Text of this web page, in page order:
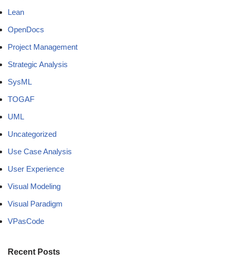
Lean
OpenDocs
Project Management
Strategic Analysis
SysML
TOGAF
UML
Uncategorized
Use Case Analysis
User Experience
Visual Modeling
Visual Paradigm
VPasCode
Recent Posts